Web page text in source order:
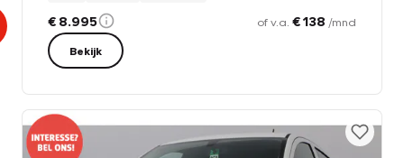
€ 8.995 of v.a. € 138 /mnd
Bekijk